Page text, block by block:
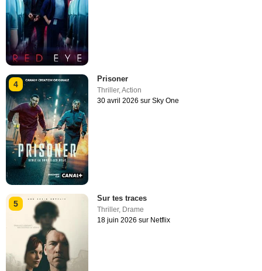
4
Prisoner
Thriller,Action
30 avril 2026 sur Sky One
5
Sur tes traces
Thriller, Drame
18 juin 2026 sur Netflix